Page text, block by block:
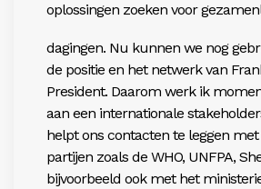
oplossingen zoeken voor
dagingen. Nu kunnen we nog
de positie en het netwerk van
President. Daarom werk ik
aan een internationale
helpt ons contacten te leggen
partijen zoals de WHO, UNFPA,
bijvoorbeeld ook met het